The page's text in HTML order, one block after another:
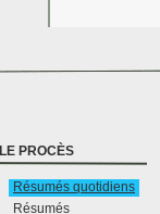
LE PROCÈS
Résumés quotidiens
Résumés